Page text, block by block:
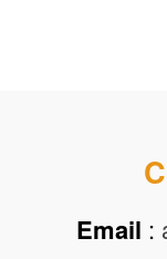
Email :